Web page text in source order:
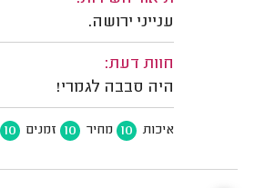
ענייני ירושה.
חוות דעת:
היה סבבה לגמרי!
איכות 10 מחיר 10 זמנים 10